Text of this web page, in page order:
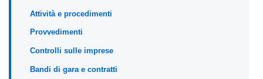
Attività e procedimenti
Provvedimenti
Controlli sulle imprese
Bandi di gara e contratti